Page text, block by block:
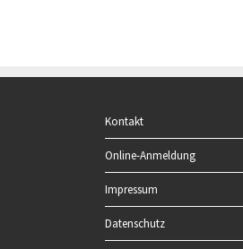
Kontakt
Online-Anmeldung
Impressum
Datenschutz